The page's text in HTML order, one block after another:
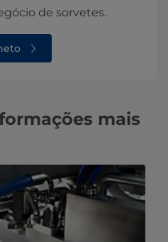
de sorvetes.
mais